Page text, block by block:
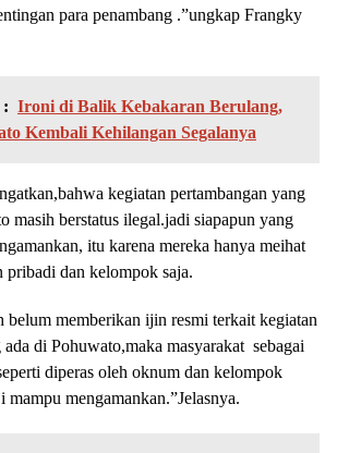
para penambang .”ungkap Frangky
Ironi di Balik Kebakaran Berulang,
Kembali Kehilangan Segalanya
kegiatan pertambangan yang
masih berstatus ilegal.jadi siapapun yang
itu karena mereka hanya meihat
pribadi dan kelompok saja.
belum memberikan ijin resmi terkait kegiatan
ada di Pohuwato,maka masyarakat sebagai
diperas oleh oknum dan kelompok
mampu mengamankan.”Jelasnya.